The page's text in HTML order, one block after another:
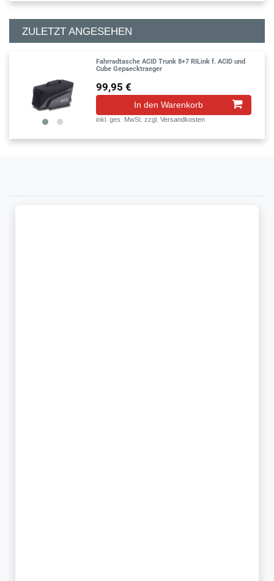
ZULETZT ANGESEHEN
Fahrradtasche ACID Trunk 8+7 RILink f. ACID und
Cube Gepaecktraeger
99,95 €
In den Warenkorb
inkl. ges. MwSt. zzgl.Versandkosten